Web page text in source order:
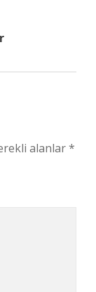
alanlar*